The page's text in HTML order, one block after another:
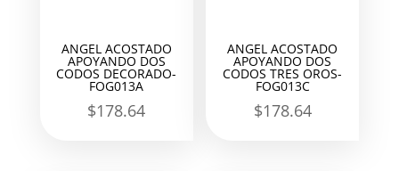
ANGEL ACOSTADO
APOYANDO DOS
CODOS DECORADO-
FOG013A
$178.64
ANGEL ACOSTADO
APOYANDO DOS
CODOS TRES OROS-
FOG013C
$178.64